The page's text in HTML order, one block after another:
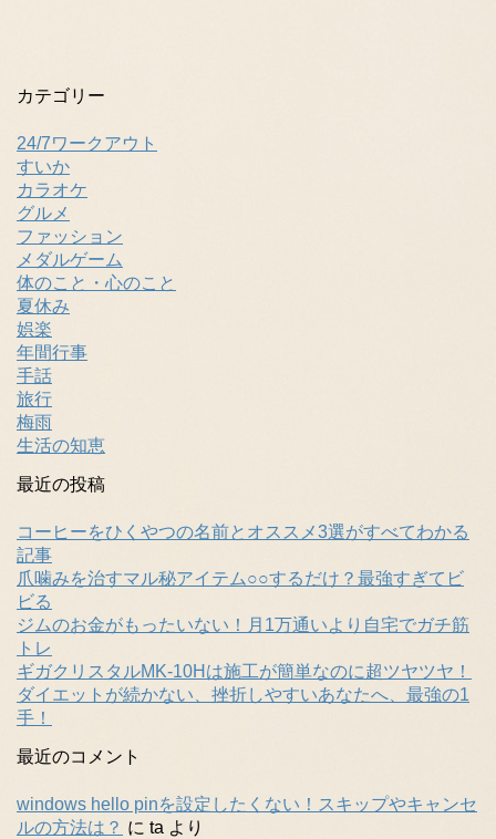
カテゴリー
24/7ワークアウト
すいか
カラオケ
グルメ
ファッション
メダルゲーム
体のこと・心のこと
夏休み
娯楽
年間行事
手話
旅行
梅雨
生活の知恵
最近の投稿
コーヒーをひくやつの名前とオススメ3選がすべてわかる
記事
爪噛みを治すマル秘アイテム○○するだけ？最強すぎてビ
ビる
ジムのお金がもったいない！月1万通いより自宅でガチ筋
トレ
ギガクリスタルMK-10Hは施工が簡単なのに超ツヤツヤ！
ダイエットが続かない、挫折しやすいあなたへ、最強の1
手！
最近のコメント
windows hello pinを設定したくない！スキップやキャンセ
ルの方法は？ に ta より